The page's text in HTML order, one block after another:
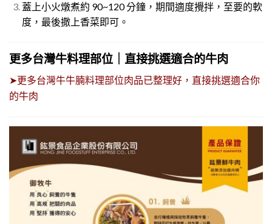
蓋上小火燉煮約 90~120 分鐘，期間適度攪拌，至要的軟
度，最後撒上香菜即可。
更多台灣牛料理部位｜直接挑選適合的牛肉
➤更多台灣牛牛腩料理部位肉品已整理好，直接挑選適合你
的牛肉